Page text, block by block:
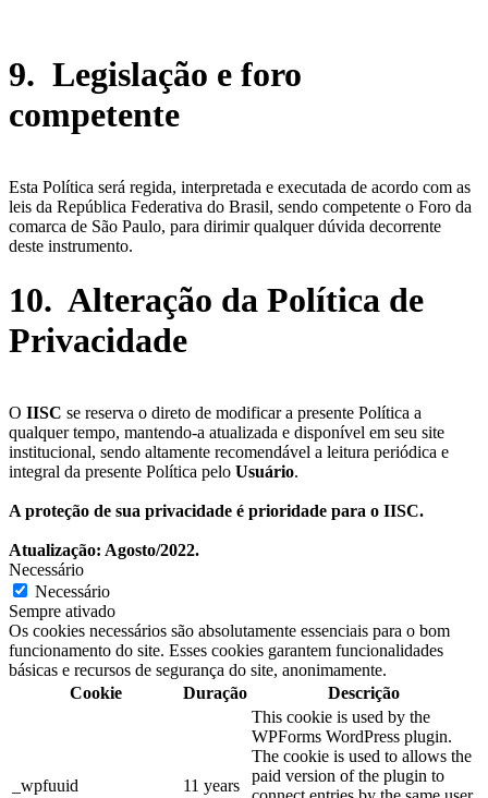
9. Legislação e foro
competente
Esta Política será regida, interpretada e executada de acordo com as
leis da República Federativa do Brasil, sendo competente o Foro da
comarca de São Paulo, para dirimir qualquer dúvida decorrente
deste instrumento.
10. Alteração da Política de
Privacidade
O IISC se reserva o direto de modificar a presente Política a
qualquer tempo, mantendo-a atualizada e disponível em seu site
institucional, sendo altamente recomendável a leitura periódica e
integral da presente Política pelo Usuário.
A proteção de sua privacidade é prioridade para o IISC.
Atualização: Agosto/2022.
Necessário
Necessário
Sempre ativado
Os cookies necessários são absolutamente essenciais para o bom
funcionamento do site. Esses cookies garantem funcionalidades
básicas e recursos de segurança do site, anonimamente.
Cookie
Duração Descrição
_wpfuuid 11 years
This cookie is used by the
WPForms WordPress plugin.
The cookie is used to allows the
paid version of the plugin to